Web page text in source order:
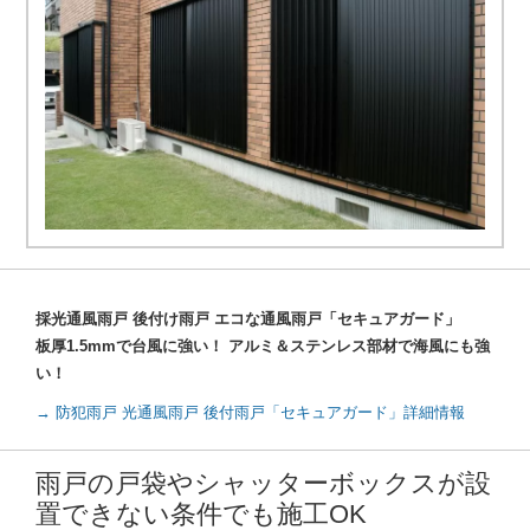
採光通風雨戸 後付け雨戸 エコな通風雨戸「セキュアガード」
板厚1.5mmで台風に強い！ アルミ＆ステンレス部材で海風にも強
い！
→ 防犯雨戸 光通風雨戸 後付雨戸「セキュアガード」詳細情報
雨戸の戸袋やシャッターボックスが設
置できない条件でも施工OK